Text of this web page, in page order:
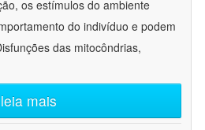
os estímulos do ambiente
do indivíduo e podem
das mitocôndrias,
leia mais